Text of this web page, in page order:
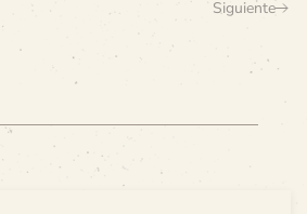
Siguiente